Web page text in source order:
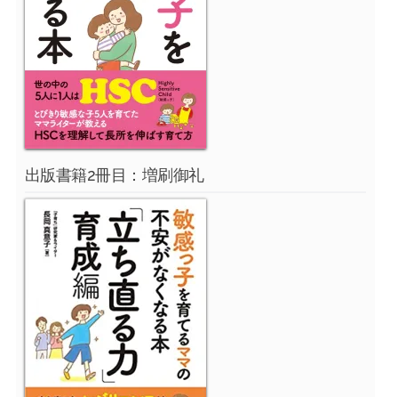
出版書籍2冊目：増刷御礼